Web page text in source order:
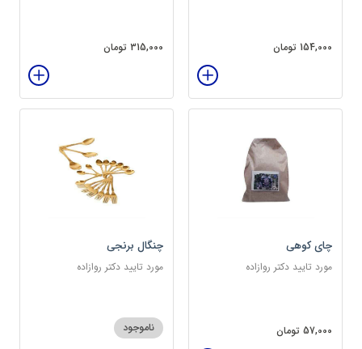
154,000 تومان 315,000 تومان
چای کوهی
مورد تایید دکتر روازاده
57,000 تومان
چنگال برنجی
مورد تایید دکتر روازاده
ناموجود